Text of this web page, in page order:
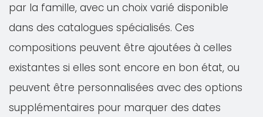
par la famille, avec un choix varié disponible
dans des catalogues spécialisés. Ces
compositions peuvent être ajoutées à celles
existantes si elles sont encore en bon état, ou
peuvent être personnalisées avec des options
supplémentaires pour marquer des dates